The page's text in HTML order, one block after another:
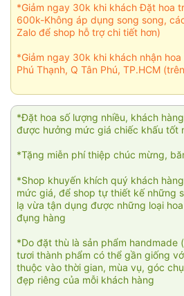
*Giảm ngay 30k khi khách Đặt hoa
600k-Không áp dụng song song,
Zalo để shop hỗ trợ chi tiết hơn)
*Giảm ngay 30k khi khách nhận hoa
Phú Thạnh, Q Tân Phú, TP.HCM
*Đặt hoa số lượng nhiều, khách
được hưởng mức giá chiếc khấu tốt
*Tặng miễn phí thiệp chúc mừng,
*Shop khuyến khích quý khách
mức giá, để shop tự thiết kế những
lạ vừa tận dụng được những loại
đụng hàng
*Do đặt thù là sản phẩm handmade
tươi thành phẩm có thể gần giống
thuộc vào thời gian, mùa vụ, góc
đẹp riêng của mỗi khách hàng